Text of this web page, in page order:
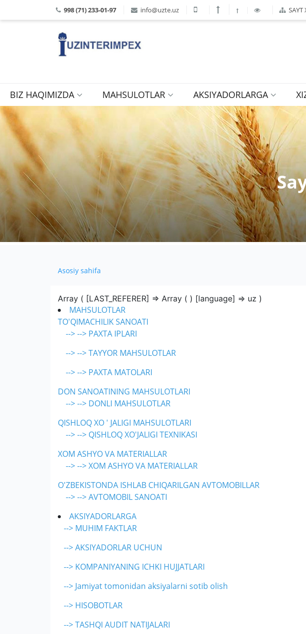
998 (71) 233-01-97 info@uzte.uz SAYT
BIZ HAQIMIZDA MAHSULOTLAR AKSIYADORLARGA
Asosiy sahifa
Array ( [LAST_REFERER] => Array ( ) [language] => uz )
MAHSULOTLAR
TO'QIMACHILIK SANOATI
--> --> PAXTA IPLARI
--> --> TAYYOR MAHSULOTLAR
--> --> PAXTA MATOLARI
DON SANOATINING MAHSULOTLARI
--> --> DONLI MAHSULOTLAR
QISHLOQ XO ' JALIGI MAHSULOTLARI
--> --> QISHLOQ XO'JALIGI TEXNIKASI
XOM ASHYO VA MATERIALLAR
--> --> XOM ASHYO VA MATERIALLAR
O'ZBEKISTONDA ISHLAB CHIQARILGAN AVTOMOBILLAR
--> --> AVTOMOBIL SANOATI
AKSIYADORLARGA
--> MUHIM FAKTLAR
--> AKSIYADORLAR UCHUN
--> KOMPANIYANING ICHKI HUJJATLARI
--> Jamiyat tomonidan aksiyalarni sotib olish
--> HISOBOTLAR
--> TASHQI AUDIT NATIJALARI